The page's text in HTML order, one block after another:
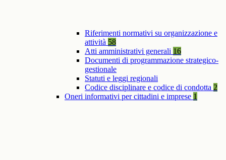
Riferimenti normativi su organizzazione e
attività 58
Atti amministrativi generali 16
Documenti di programmazione strategico-
gestionale
Statuti e leggi regionali
Codice disciplinare e codice di condotta 2
Oneri informativi per cittadini e imprese 1